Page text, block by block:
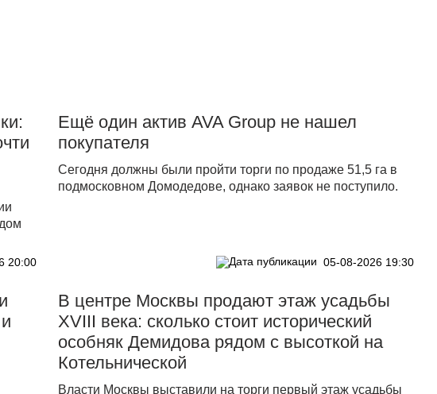
20:00
Ещё один актив AVA Group не нашел
покупателя
Сегодня должны были пройти торги по продаже 51,5 га в
подмосковном Домодедове, однако заявок не поступило.
05-08-2026 19:30
В центре Москвы продают этаж усадьбы
XVIII века: сколько стоит исторический
особняк Демидова рядом с высоткой на
Котельнической
Власти Москвы выставили на торги первый этаж усадьбы